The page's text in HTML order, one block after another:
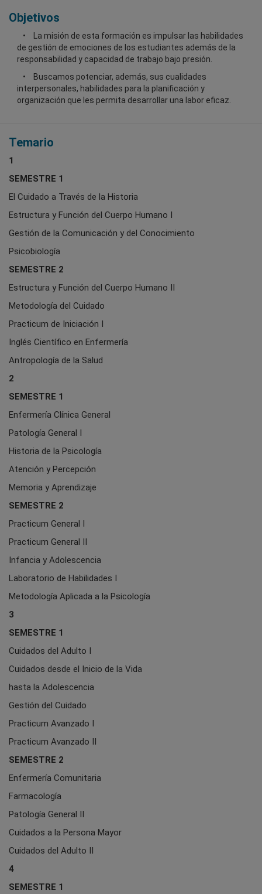
Objetivos
La misión de esta formación es impulsar las habilidades
de gestión de emociones de los estudiantes además de la
responsabilidad y capacidad de trabajo bajo presión.
Buscamos potenciar, además, sus cualidades
interpersonales, habilidades para la planificación y
organización que les permita desarrollar una labor eficaz.
Temario
1
SEMESTRE 1
El Cuidado a Través de la Historia
Estructura y Función del Cuerpo Humano I
Gestión de la Comunicación y del Conocimiento
Psicobiología
SEMESTRE 2
Estructura y Función del Cuerpo Humano II
Metodología del Cuidado
Practicum de Iniciación I
Inglés Científico en Enfermería
Antropología de la Salud
2
SEMESTRE 1
Enfermería Clínica General
Patología General I
Historia de la Psicología
Atención y Percepción
Memoria y Aprendizaje
SEMESTRE 2
Practicum General I
Practicum General II
Infancia y Adolescencia
Laboratorio de Habilidades I
Metodología Aplicada a la Psicología
3
SEMESTRE 1
Cuidados del Adulto I
Cuidados desde el Inicio de la Vida
hasta la Adolescencia
Gestión del Cuidado
Practicum Avanzado I
Practicum Avanzado II
SEMESTRE 2
Enfermería Comunitaria
Farmacología
Patología General II
Cuidados a la Persona Mayor
Cuidados del Adulto II
4
SEMESTRE 1